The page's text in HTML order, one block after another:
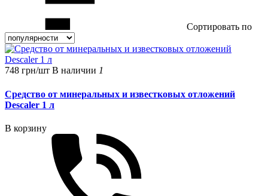
Сортировать по
748 грн/шт В наличии 1
Средство от минеральных и известковых отложений
Descaler 1 л
В корзину